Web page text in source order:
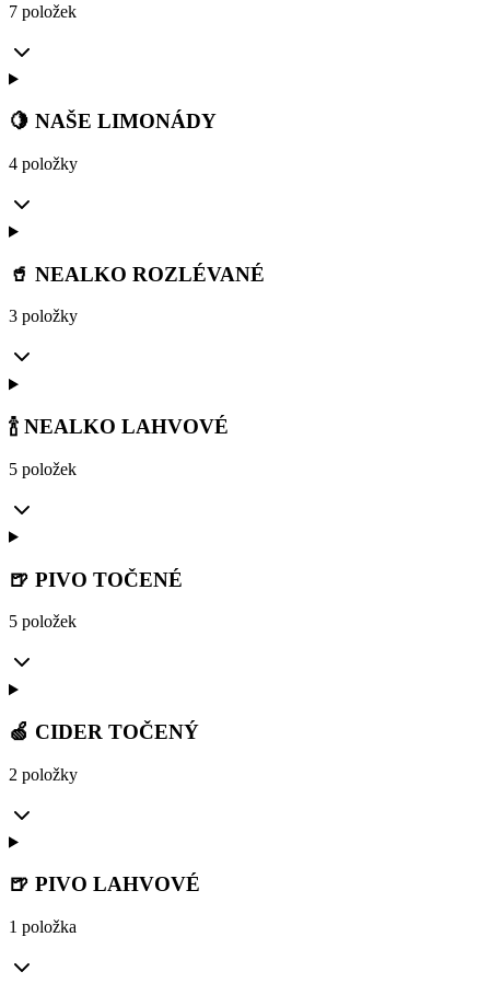
7 položek
🍋 NAŠE LIMONÁDY
4 položky
🥤 NEALKO ROZLÉVANÉ
3 položky
🍾 NEALKO LAHVOVÉ
5 položek
🍺 PIVO TOČENÉ
5 položek
🍏 CIDER TOČENÝ
2 položky
🍺 PIVO LAHVOVÉ
1 položka